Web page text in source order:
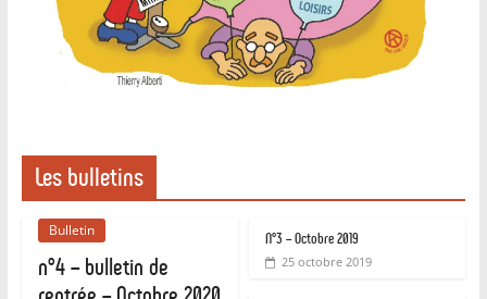
Les bulletins
Bulletin
n°4 – bulletin de
N°3 – Octobre 2019
25 octobre 2019